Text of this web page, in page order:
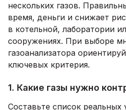
нескольких газов.
время, деньги и снижает
в котельной, лаборатории
сооружениях. При выборе
газоанализатора
ключевых критерия.
1. Какие газы нужно
Составьте список реальных